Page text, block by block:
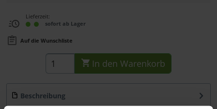
Lieferzeit:
sofort ab Lager
Auf die Wunschliste
In den Warenkorb
Beschreibung